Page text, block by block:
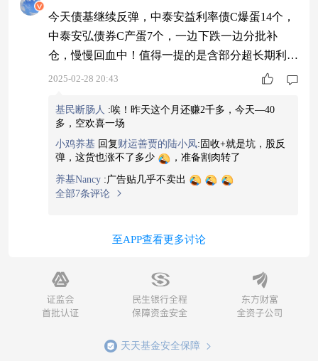
今天债基继续反弹，中泰安益利率债C爆蛋14个，
中泰安弘债券C产蛋7个，一边下跌一边分批补
仓，慢慢回血中！值得一提的是含部分超长期利率
债的中泰安弘债券C在这一次债市回调中，回撤控
虑看看。 #晒收益# #聊聊债基投资的那些事儿#
2025-02-28 20:43
基民断肠人 :唉！昨天这个月还赚2千多，今天—40
多，空欢喜一场
小鸡养基 回复 财运善贾的陆小凤: 固收+就是坑，股反
弹，这货也涨不了多少
，准备割肉转了
养基Nancy : 广告贴几乎不卖出
全部7条评论
至APP查看更多讨论
天天基金安全保障